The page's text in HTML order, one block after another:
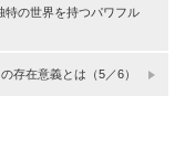
の世界を持つパワフル
存在意義とは（5／6）